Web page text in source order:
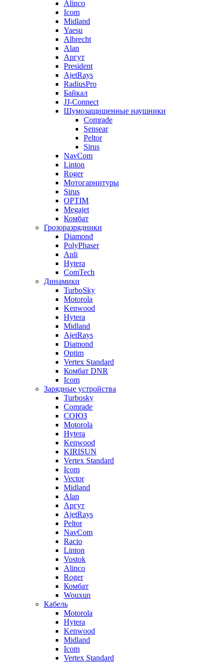
Alinco
Icom
Midland
Yaesu
Albrecht
Alan
Аргут
President
AjetRays
RadiusPro
Байкал
JJ-Connect
Шумозащищенные наушники
Comrade
Sensear
Peltor
Sirus
NavCom
Linton
Roger
Мотогарнитуры
Sirus
OPTIM
Megajet
Комбат
Грозоразрядники
Diamond
PolyPhaser
Anli
Hytera
ComTech
Динамики
TurboSky
Motorola
Kenwood
Hytera
Midland
AjetRays
Diamond
Optim
Vertex Standard
Комбат DNR
Icom
Зарядные устройства
Turbosky
Comrade
СОЮЗ
Motorola
Hytera
Kenwood
KIRISUN
Vertex Standard
Icom
Vector
Midland
Alan
Аргут
AjetRays
Peltor
NavCom
Racio
Linton
Vostok
Alinco
Roger
Комбат
Wouxun
Кабель
Motorola
Hytera
Kenwood
Midland
Icom
Vertex Standard